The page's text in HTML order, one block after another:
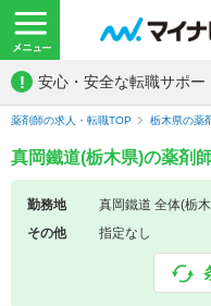
! 安心・安全な転職サポー
薬剤師の求人・転職TOP 栃木県の薬
真岡鐵道(栃木県)の薬剤
勤務地
真岡鐵道 全体(栃
その他
指定なし